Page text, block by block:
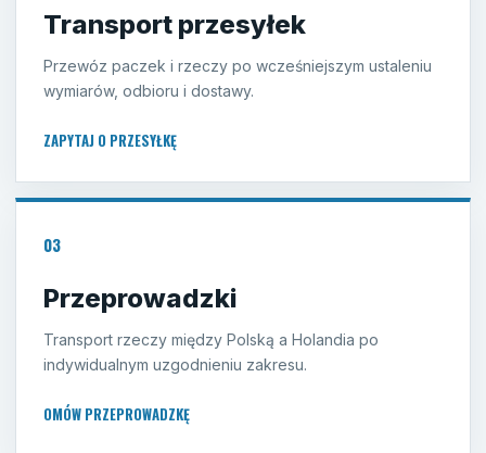
Transport przesyłek
Przewóz paczek i rzeczy po wcześniejszym ustaleniu
wymiarów, odbioru i dostawy.
ZAPYTAJ O PRZESYŁKĘ
03
Przeprowadzki
Transport rzeczy między Polską a Holandia po
indywidualnym uzgodnieniu zakresu.
OMÓW PRZEPROWADZKĘ